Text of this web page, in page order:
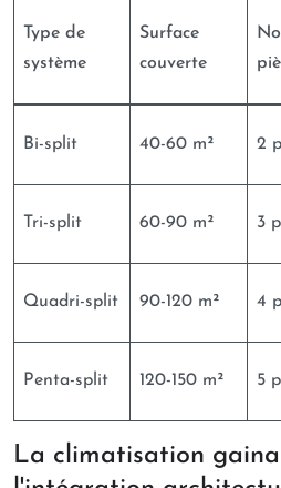
Type de
système
Surface
couverte
Bi-split 40-60 m² 2
Tri-split 60-90 m² 3
Quadri-split 90-120 m² 4
Penta-split 120-150 m² 5
La climatisation